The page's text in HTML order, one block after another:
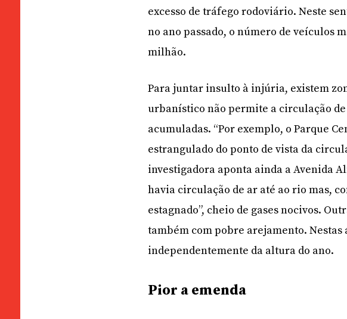
excesso de tráfego rodoviário. Neste
no ano passado, o número de veículos
milhão.
Para juntar insulto à injúria, existem
urbanístico não permite a circulação
acumuladas. “Por exemplo, o Parque
estrangulado do ponto de vista da
investigadora aponta ainda a Avenida
havia circulação de ar até ao rio mas,
estagnado”, cheio de gases nocivos.
também com pobre arejamento.
independentemente da altura do ano.
Pior a emenda